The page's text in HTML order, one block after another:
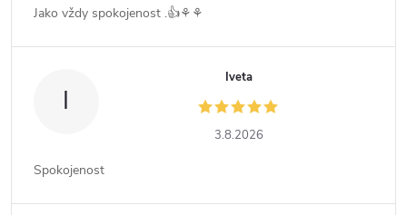
Jako vždy spokojenost .👍⚘️⚘️
I
Iveta
3.8.2026
Spokojenost